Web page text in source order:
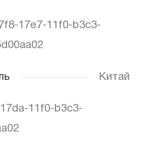
17e7-11f0-b3c3-
Китай
11f0-b3c3-